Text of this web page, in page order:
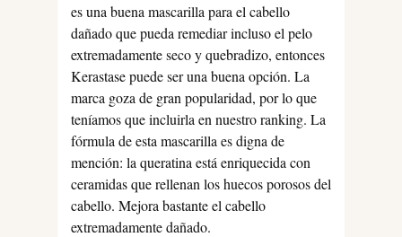
es una buena mascarilla para el cabello
dañado que pueda remediar incluso el pelo
extremadamente seco y quebradizo, entonces
Kerastase puede ser una buena opción. La
marca goza de gran popularidad, por lo que
teníamos que incluirla en nuestro ranking. La
fórmula de esta mascarilla es digna de
mención: la queratina está enriquecida con
ceramidas que rellenan los huecos porosos del
cabello. Mejora bastante el cabello
extremadamente dañado.